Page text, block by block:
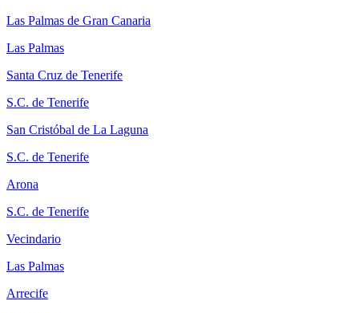
Las Palmas de Gran Canaria
Las Palmas
Santa Cruz de Tenerife
S.C. de Tenerife
San Cristóbal de La Laguna
S.C. de Tenerife
Arona
S.C. de Tenerife
Vecindario
Las Palmas
Arrecife